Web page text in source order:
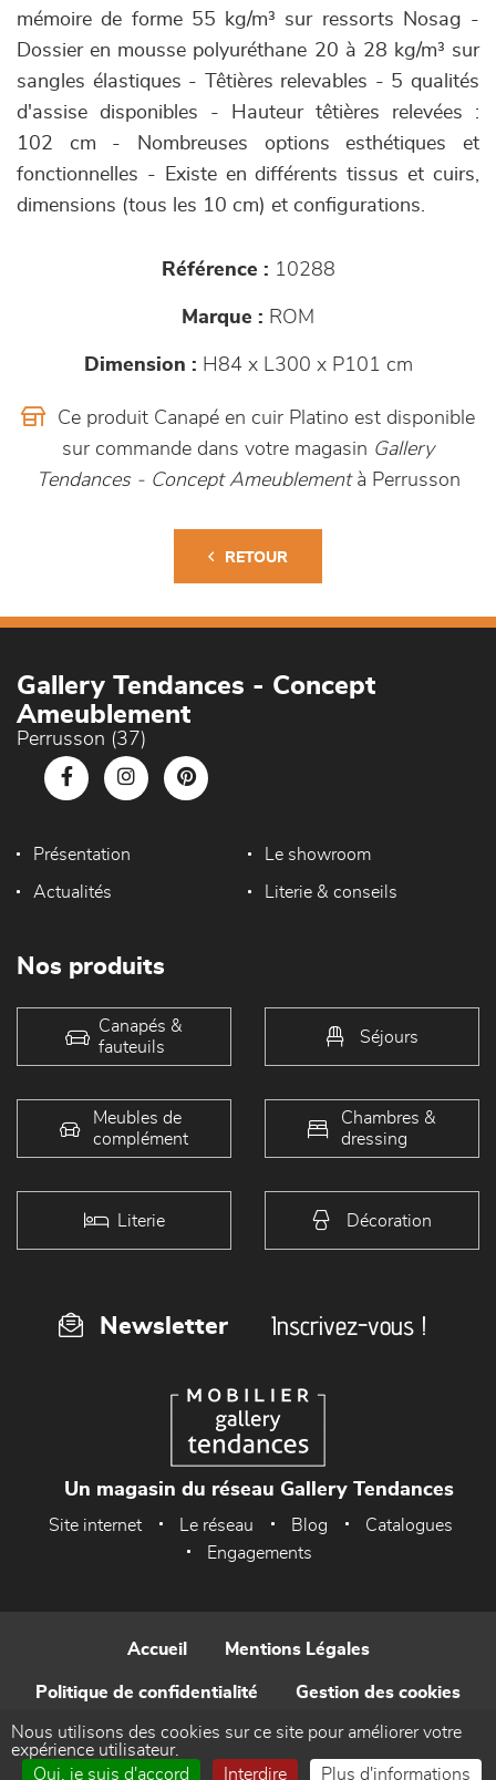
mémoire de forme 55 kg/m³ sur ressorts Nosag -
Dossier en mousse polyuréthane 20 à 28 kg/m³ sur
sangles élastiques - Têtières relevables - 5 qualités
d'assise disponibles - Hauteur têtières relevées :
102 cm - Nombreuses options esthétiques et
fonctionnelles - Existe en différents tissus et cuirs,
dimensions (tous les 10 cm) et configurations.
Référence : 10288
Marque : ROM
Dimension : H84 x L300 x P101 cm
Ce produit Canapé en cuir Platino est disponible
sur commande dans votre magasin Gallery
Tendances - Concept Ameublement à Perrusson
RETOUR
Gallery Tendances - Concept
Ameublement
Perrusson (37)
Présentation Le showroom
Actualités Literie & conseils
Nos produits
Canapés &
fauteuils
Séjours
Meubles de
complément
Chambres &
dressing
Literie Décoration
Newsletter Inscrivez-vous !
Un magasin du réseau Gallery Tendances
Site internet Le réseau Blog
Catalogues
Engagements
Accueil Mentions Légales
Politique de confidentialité Gestion des cookies
Contact
Nous utilisons des cookies sur ce site pour améliorer votre
expérience utilisateur.
Oui, je suis d'accord
Interdire Plus d'informations